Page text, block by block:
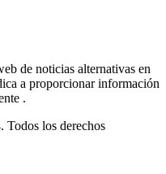
de noticias alternativas en
a proporcionar información
.
los derechos